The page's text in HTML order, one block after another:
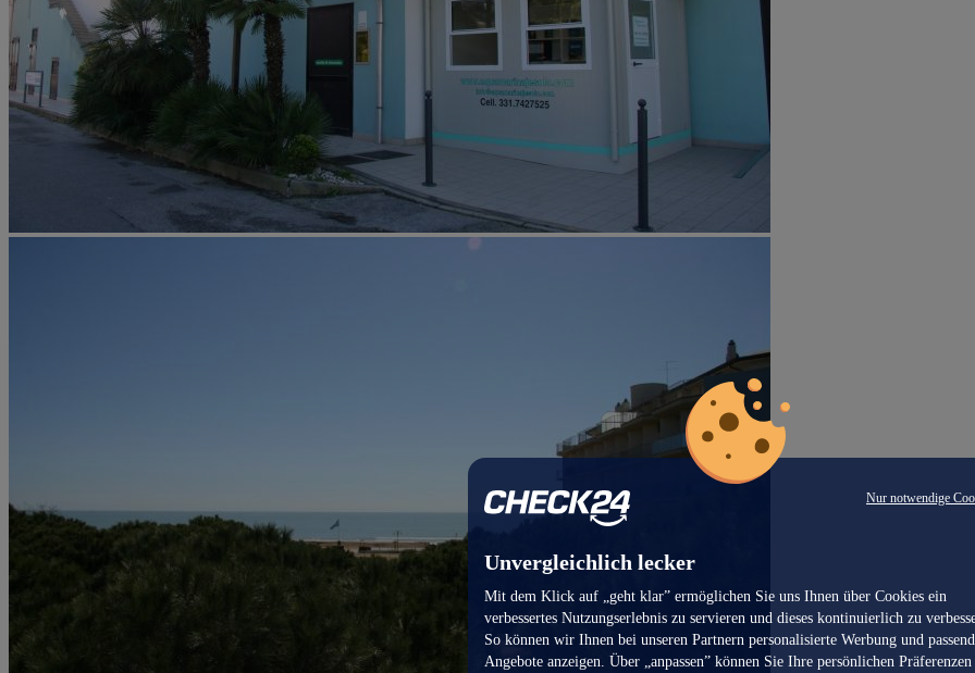
Nur notwendige
Unvergleichlich lecker
Mit dem Klick auf „geht klar” ermöglichen Sie uns Ihnen über Cookies ein
verbessertes Nutzungserlebnis zu servieren und dieses kontinuierlich zu
So können wir Ihnen bei unseren Partnern personalisierte Werbung und
Angebote anzeigen. Über „anpassen” können Sie Ihre persönlichen Präferenzen